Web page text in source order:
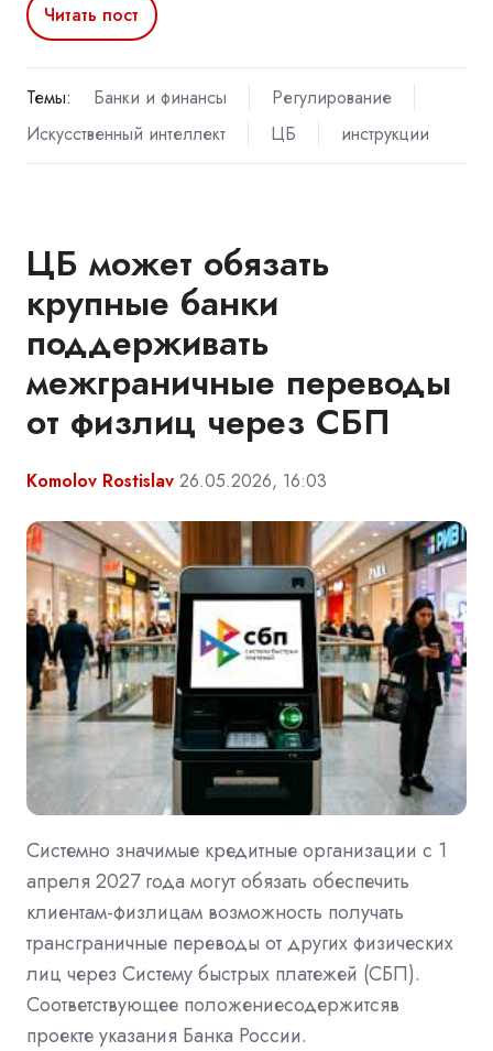
Читать пост
Темы: Банки и финансы
Регулирование
Искусственный интеллект
ЦБ инструкции
ЦБ может обязать
крупные банки
поддерживать
межграничные переводы
от физлиц через СБП
Komolov Rostislav 26.05.2026, 16:03
Системно значимые кредитные организации с 1
апреля 2027 года могут обязать обеспечить
клиентам-физлицам возможность получать
трансграничные переводы от других физических
лиц через Систему быстрых платежей (СБП).
Соответствующее положениесодержитсяв
проекте указания Банка России.